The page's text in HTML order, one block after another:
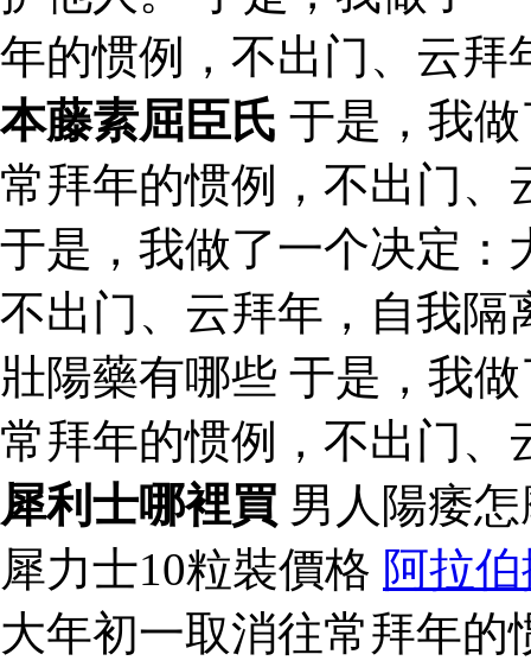
年的惯例，不出门、云
本藤素屈臣氏 于是，我
常拜年的惯例，不出门、
于是，我做了一个决定：
不出门、云拜年，自我隔
壯陽藥有哪些 于是，我
常拜年的惯例，不出门、
犀利士哪裡買 男人陽痿
犀力士10粒裝價格 阿拉
大年初一取消往常拜年